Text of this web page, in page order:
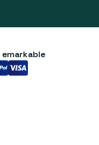
emarkable